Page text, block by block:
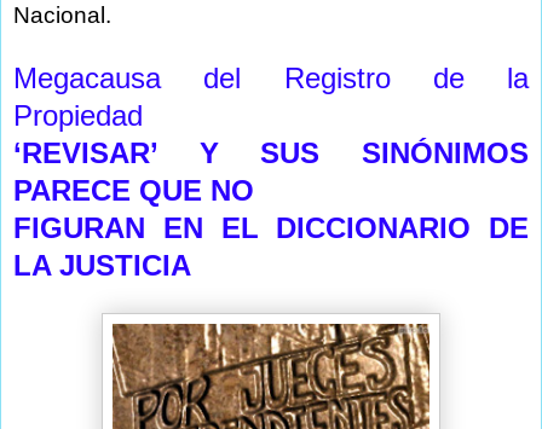
Nacional.
Megacausa del Registro de la
Propiedad
‘REVISAR’ Y SUS SINÓNIMOS
PARECE QUE NO
FIGURAN EN EL DICCIONARIO DE
LA JUSTICIA